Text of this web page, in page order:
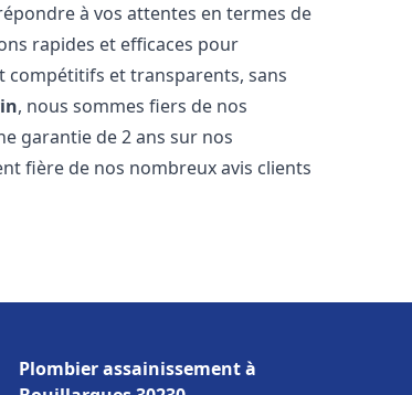
à vos attentes en termes de
rapides et efficaces pour
et transparents, sans
, nous sommes fiers de nos
garantie de 2 ans sur nos
fière de nos nombreux avis clients
Plombier assainissement à